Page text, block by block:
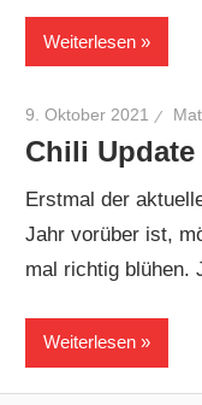
Weiterlesen
9. Oktober 2021
Chili Update
Erstmal der
Jahr vorüber ist,
mal richtig blühen.
Weiterlesen